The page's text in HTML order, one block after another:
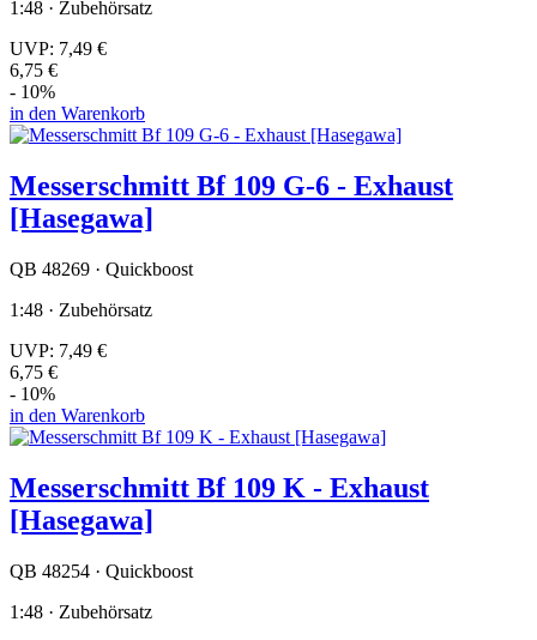
1:48 · Zubehörsatz
UVP: 7,49 €
6,75 €
- 10%
in den Warenkorb
Messerschmitt Bf 109 G-6 - Exhaust
[Hasegawa]
QB 48269 · Quickboost
1:48 · Zubehörsatz
UVP: 7,49 €
6,75 €
- 10%
in den Warenkorb
Messerschmitt Bf 109 K - Exhaust
[Hasegawa]
QB 48254 · Quickboost
1:48 · Zubehörsatz